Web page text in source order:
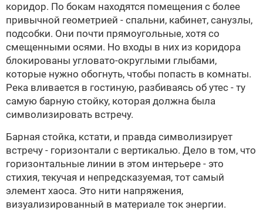
коридор. По бокам находятся помещения с более
привычной геометрией - спальни, кабинет, санузлы,
подсобки. Они почти прямоугольные, хотя со
смещенными осями. Но входы в них из коридора
блокированы угловато-округлыми глыбами,
которые нужно обогнуть, чтобы попасть в комнаты.
Река вливается в гостиную, разбиваясь об утес - ту
самую барную стойку, которая должна была
символизировать встречу.
Барная стойка, кстати, и правда символизирует
встречу - горизонтали с вертикалью. Дело в том, что
горизонтальные линии в этом интерьере - это
стихия, текучая и непредсказуемая, тот самый
элемент хаоса. Это нити напряжения,
визуализированный в материале ток энергии.